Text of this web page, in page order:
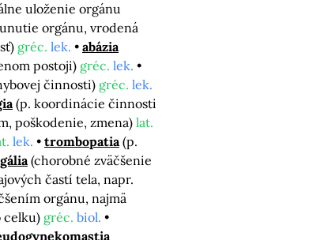
uloženie orgánu
orgánu, vrodená
gréc. lek.
abázia
postoji) gréc. lek.
činnosti) gréc. lek.
(p. koordinácie činnosti
poškodenie, zmena)lat.
lek. trombopatia (p.
(chorobné zväčšenie
častí tela, napr.
orgánu, najmä
celku) gréc. biol.